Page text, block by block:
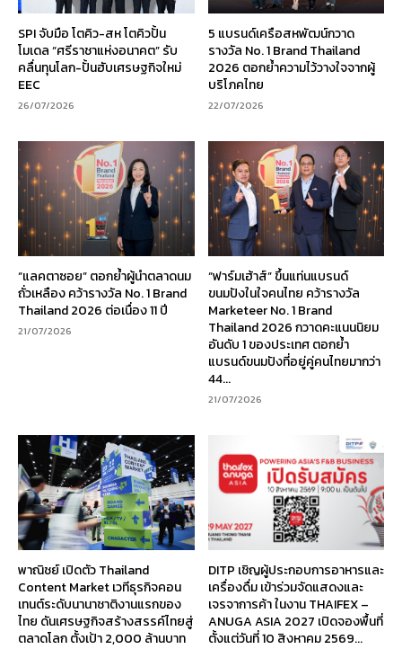
SPI จับมือ โตคิว-สห โตคิวปั้น
โมเดล “ศรีราชาแห่งอนาคต” รับ
คลื่นทุนโลก-ปั้นฮับเศรษฐกิจใหม่
EEC
26/07/2026
5 แบรนด์เครือสหพัฒน์กวาด
รางวัล No. 1 Brand Thailand
2026 ตอกย้ำความไว้วางใจจากผู้
บริโภคไทย
22/07/2026
“แลคตาซอย” ตอกย้ำผู้นำตลาดนม
ถั่วเหลือง คว้ารางวัล No. 1 Brand
Thailand 2026 ต่อเนื่อง 11 ปี
21/07/2026
“ฟาร์มเฮ้าส์” ขึ้นแท่นแบรนด์
ขนมปังในใจคนไทย คว้ารางวัล
Marketeer No. 1 Brand
Thailand 2026 กวาดคะแนนนิยม
อันดับ 1 ของประเทศ ตอกย้ำ
แบรนด์ขนมปังที่อยู่คู่คนไทยมากว่า
44...
21/07/2026
พาณิชย์ เปิดตัว Thailand
Content Market เวทีธุรกิจคอน
เทนต์ระดับนานาชาติงานแรกของ
ไทย ดันเศรษฐกิจสร้างสรรค์ไทยสู่
ตลาดโลก ตั้งเป้า 2,000 ล้านบาท
DITP เชิญผู้ประกอบการอาหารและ
เครื่องดื่ม เข้าร่วมจัดแสดงและ
เจรจาการค้า ในงาน THAIFEX –
ANUGA ASIA 2027 เปิดจองพื้นที่
ตั้งแต่วันที่ 10 สิงหาคม 2569...